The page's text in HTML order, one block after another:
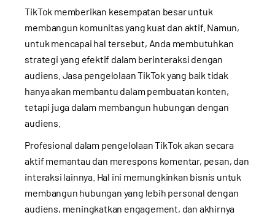
TikTok memberikan kesempatan besar untuk
membangun komunitas yang kuat dan aktif. Namun,
untuk mencapai hal tersebut, Anda membutuhkan
strategi yang efektif dalam berinteraksi dengan
audiens. Jasa pengelolaan TikTok yang baik tidak
hanya akan membantu dalam pembuatan konten,
tetapi juga dalam membangun hubungan dengan
audiens.
Profesional dalam pengelolaan TikTok akan secara
aktif memantau dan merespons komentar, pesan, dan
interaksi lainnya. Hal ini memungkinkan bisnis untuk
membangun hubungan yang lebih personal dengan
audiens, meningkatkan engagement, dan akhirnya